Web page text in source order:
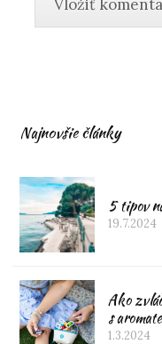
Najnovšie články
5 tipov
19.7.2024
Ako
s
1.3.2024